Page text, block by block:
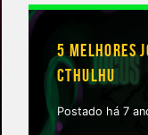
5 MELHORES
CTHULHU
Postado há 7